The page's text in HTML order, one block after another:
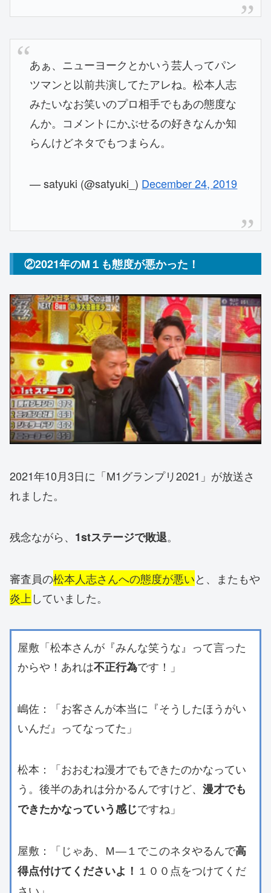
あぁ、ニューヨークとかいう芸人ってパン
ツマンと以前共演してたアレね。松本人志
みたいなお笑いのプロ相手でもあの態度な
んか。コメントにかぶせるの好きなんか知
らんけどネタでもつまらん。
— satyuki (@satyuki_) December 24, 2019
②2021年のM１も態度が悪かった！
2021年10月3日に「M1グランプリ2021」が放送さ
れました。
残念ながら、 1stステージで敗退。
審査員の松本人志さんへの態度が悪いと、またもや
炎上していました。
屋敷「松本さんが『みんな笑うな』って言った
からや！あれは不正行為です！」
嶋佐：「お客さんが本当に『そうしたほうがい
いんだ』ってなってた」
松本：「おおむね漫才でもできたのかなってい
う。後半のあれは分かるんですけど、 漫才でも
できたかなっていう感じですね」
屋敷：「じゃあ、Ｍ―１でこのネタやるんで高
得点付けてくださいよ！ １００点をつけてくだ